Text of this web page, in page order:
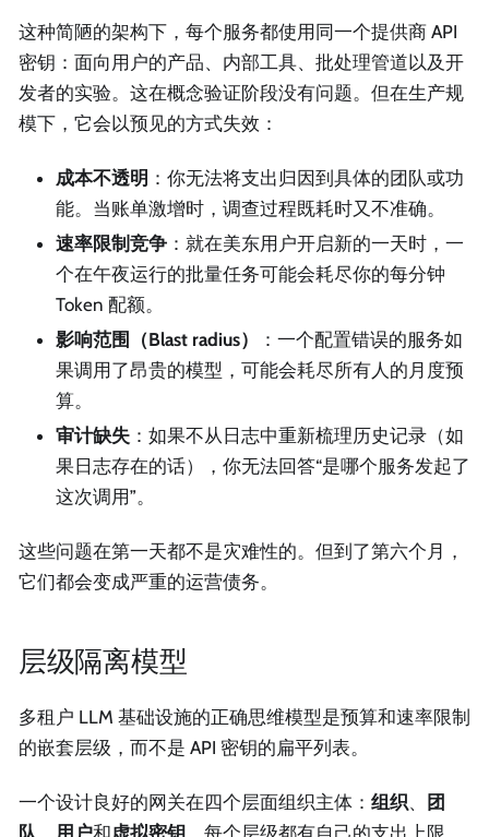
这种简陋的架构下，每个服务都使用同一个提供商 API
密钥：面向用户的产品、内部工具、批处理管道以及开
发者的实验。这在概念验证阶段没有问题。但在生产规
模下，它会以预见的方式失效：
成本不透明 ：你无法将支出归因到具体的团队或功
能。当账单激增时，调查过程既耗时又不准确。
速率限制竞争 ：就在美东用户开启新的一天时，一
个在午夜运行的批量任务可能会耗尽你的每分钟
Token 配额。
影响范围（Blast radius）
：一个配置错误的服务如
果调用了昂贵的模型，可能会耗尽所有人的月度预
算。
审计缺失 ：如果不从日志中重新梳理历史记录（如
果日志存在的话），你无法回答“是哪个服务发起了
这次调用”。
这些问题在第一天都不是灾难性的。但到了第六个月，
它们都会变成严重的运营债务。
层级隔离模型
多租户 LLM 基础设施的正确思维模型是预算和速率限制
的嵌套层级，而不是 API 密钥的扁平列表。
一个设计良好的网关在四个层面组织主体： 组织、 团
队
用户和虚拟密钥 。每个层级都有自己的支出上限、